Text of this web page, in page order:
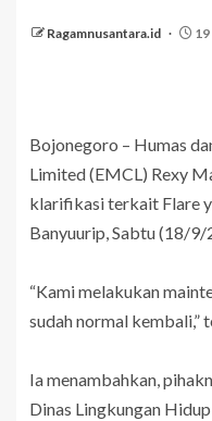
Ragamnusantara.id
Bojonegoro – Humas
Limited (EMCL) Rexy
klarifikasi terkait Flare
Banyuurip, Sabtu (18/9/
“Kami melakukan
sudah normal kembali,”
Ia menambahkan,
Dinas Lingkungan